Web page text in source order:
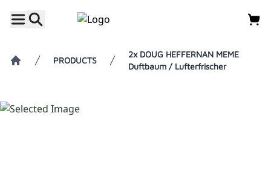
PRODUCTS
2x DOUG HEFFERNAN MEME
Duftbaum / Lufterfrischer